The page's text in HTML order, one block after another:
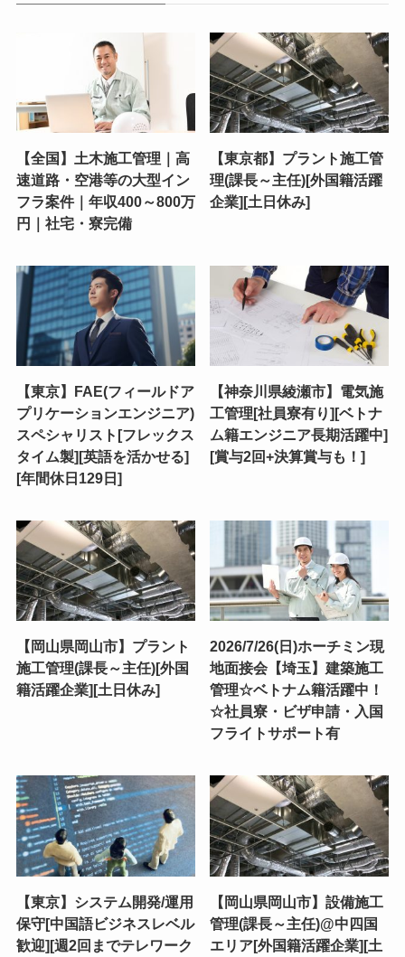
【全国】土木施工管理｜高
速道路・空港等の大型イン
フラ案件｜年収400～800万
円｜社宅・寮完備
【東京都】プラント施工管
理(課長～主任)[外国籍活躍
企業][土日休み]
【東京】FAE(フィールドア
プリケーションエンジニア)
スペシャリスト[フレックス
タイム製][英語を活かせる]
[年間休日129日]
【神奈川県綾瀬市】電気施
工管理[社員寮有り][ベトナ
ム籍エンジニア長期活躍中]
[賞与2回+決算賞与も！]
【岡山県岡山市】プラント
施工管理(課長～主任)[外国
籍活躍企業][土日休み]
2026/7/26(日)ホーチミン現
地面接会【埼玉】建築施工
管理☆ベトナム籍活躍中！
☆社員寮・ビザ申請・入国
フライトサポート有
【東京】システム開発/運用
保守[中国語ビジネスレベル
歓迎][週2回までテレワーク
【岡山県岡山市】設備施工
管理(課長～主任)@中四国
エリア[外国籍活躍企業][土